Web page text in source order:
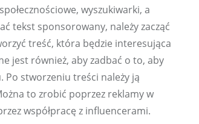
wyszukiwarki, a
tekst sponsorowany, należy zacząć
treść, która będzie interesująca
jest również, aby zadbać o to, aby
Po stworzeniu treści należy ją
to zrobić poprzez reklamy w
współpracę z influencerami.